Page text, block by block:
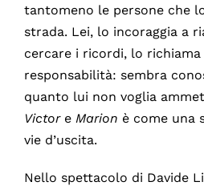
tantomeno le persone che
strada. Lei, lo incoraggia a
cercare i ricordi, lo richiama
responsabilità: sembra
quanto lui non voglia
Victore Marion è come una
vie d’uscita.
Nello spettacolo di Davide